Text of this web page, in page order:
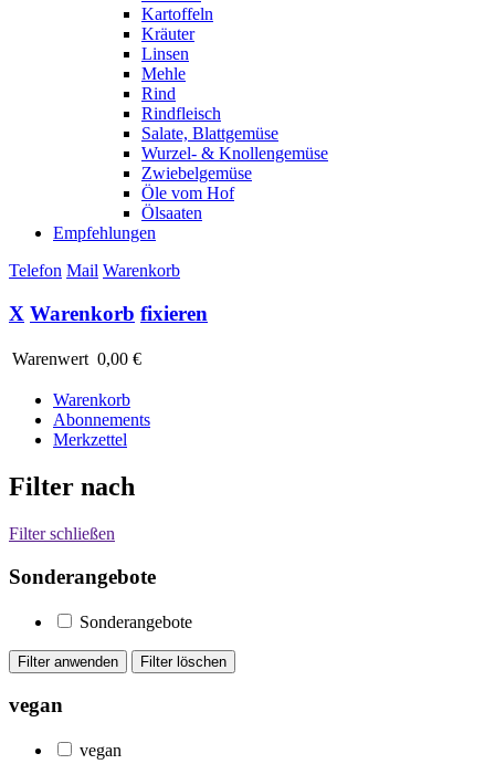
Kartoffeln
Kräuter
Linsen
Mehle
Rind
Rindfleisch
Salate, Blattgemüse
Wurzel- & Knollengemüse
Zwiebelgemüse
Öle vom Hof
Ölsaaten
Empfehlungen
Telefon Mail Warenkorb
X Warenkorb fixieren
Warenwert 0,00 €
Warenkorb
Abonnements
Merkzettel
Filter nach
Filter schließen
Sonderangebote
Sonderangebote
vegan
vegan